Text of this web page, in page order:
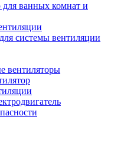
ванных комнат и
системы вентиляции
вентиляторы